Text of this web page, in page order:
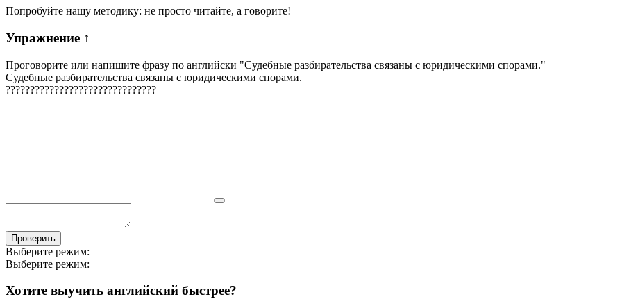
Попробуйте нашу методику: не просто читайте, а говорите!
Упражнение ↑
Проговорите или напишите фразу по английски "Судебные разбирательства связаны с юридическими спорами."
Судебные разбирательства связаны с юридическими спорами.
???????????????????????????????
Проверить
Выберите режим:
Выберите режим:
Хотите выучить английский быстрее?